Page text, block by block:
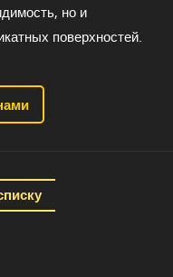
но и
поверхностей.